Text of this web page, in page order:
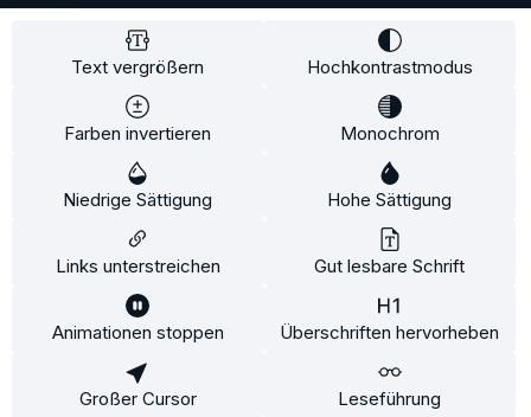
Information
* Alle Preise inkl. gesetzl. Mehrwertsteuer zzgl.
und ggf. Nachnahmegebühren, wenn
Text vergrößern Hochkontrastmodus
Farben invertieren Monochrom
Niedrige Sättigung Hohe Sättigung
Links unterstreichen Gut lesbare Schrift
Animationen stoppen Überschriften hervorheben
Großer Cursor Leseführung
Diese Website verwendet Cookies, um eine bestmögliche
Erfahrung bieten zu können.
Mehr Informationen ...